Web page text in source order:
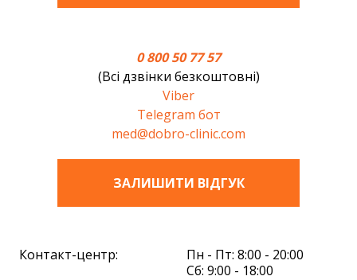
0 800 50 77 57
(Всі дзвінки безкоштовні)
Viber
Telegram бот
med@dobro-clinic.com
ЗАЛИШИТИ ВIДГУК
Контакт-центр:
Пн - Пт: 8:00 - 20:00
Сб: 9:00 - 18:00